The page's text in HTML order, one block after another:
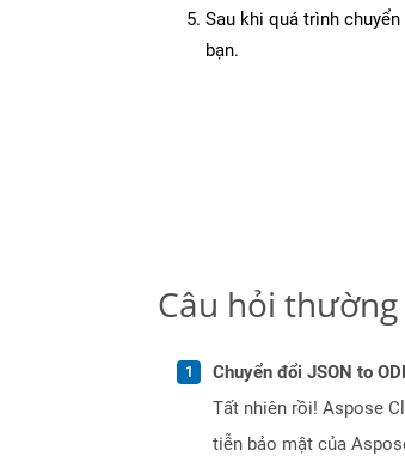
Sau khi quá trình
bạn.
Câu hỏi thường
Chuyển đổi JSON to
Tất nhiên rồi! Aspose
tiễn bảo mật của